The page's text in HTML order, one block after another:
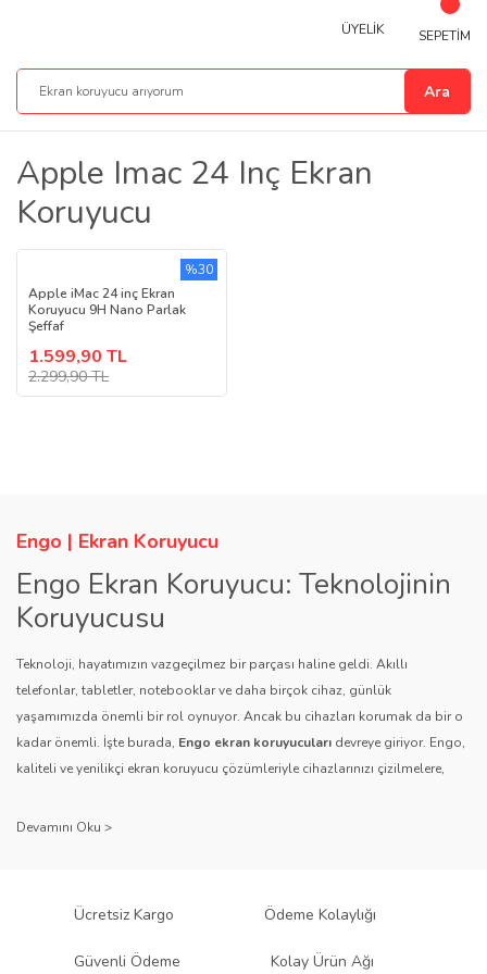
Ara
ÜYELİK SEPETİM
Apple Imac 24 Inç Ekran
Koruyucu
Apple iMac 24 inç Ekran
Koruyucu 9H Nano Parlak
Şeffaf
1.599,90 TL
2.299,90 TL
%30
Engo | Ekran Koruyucu
Engo Ekran Koruyucu: Teknolojinin
Koruyucusu
Teknoloji, hayatımızın vazgeçilmez bir parçası haline geldi. Akıllı
telefonlar, tabletler, notebooklar ve daha birçok cihaz, günlük
yaşamımızda önemli bir rol oynuyor. Ancak bu cihazları korumak da bir o
kadar önemli. İşte burada, Engo ekran koruyucuları devreye giriyor. Engo,
kaliteli ve yenilikçi ekran koruyucu çözümleriyle cihazlarınızı çizilmelere,
sağlıyor.
Engo ekran koruyucuları
, uzun yıllara dayanan tecrübesi ve teknolojiye
ürününü titiz bir kalite kontrol sürecinden geçirir. Kullanıcı dostu tasarımı
Ücretsiz Kargo Ödeme Kolaylığı
Güvenli Ödeme Kolay Ürün Ağı